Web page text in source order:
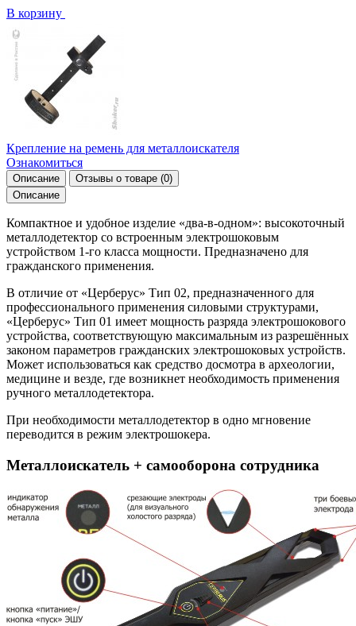
В корзину
Крепление на ремень для металлоискателя
Ознакомиться
Описание Отзывы о товаре (0)
Описание
Компактное и удобное изделие «два-в-одном»: высокоточный
металлодетектор со встроенным электрошоковым
устройством 1-го класса мощности. Предназначено для
гражданского применения.
В отличие от «Церберус» Тип 02, предназначенного для
профессионального применения силовыми структурами,
«Церберус» Тип 01 имеет мощность разряда электрошокового
устройства, соответствующую максимальным из разрешённых
законом параметров гражданских электрошоковых устройств.
Может использоваться как средство досмотра в археологии,
медицине и везде, где возникнет необходимость применения
ручного металлодетектора.
При необходимости металлодетектор в одно мгновение
переводится в режим электрошокера.
Металлоискатель + самооборона сотрудника